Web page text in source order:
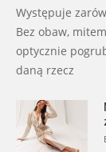
Występuje
Bez obaw,
optycznie
daną rzecz